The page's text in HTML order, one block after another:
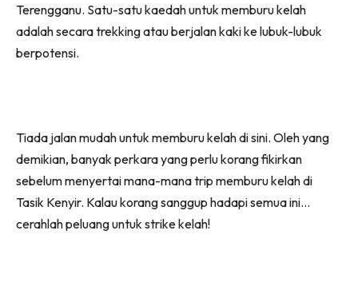
Terengganu. Satu-satu kaedah untuk memburu kelah
adalah secara trekking atau berjalan kaki ke lubuk-lubuk
berpotensi.
Tiada jalan mudah untuk memburu kelah di sini. Oleh yang
demikian, banyak perkara yang perlu korang fikirkan
sebelum menyertai mana-mana trip memburu kelah di
Tasik Kenyir. Kalau korang sanggup hadapi semua ini…
cerahlah peluang untuk strike kelah!